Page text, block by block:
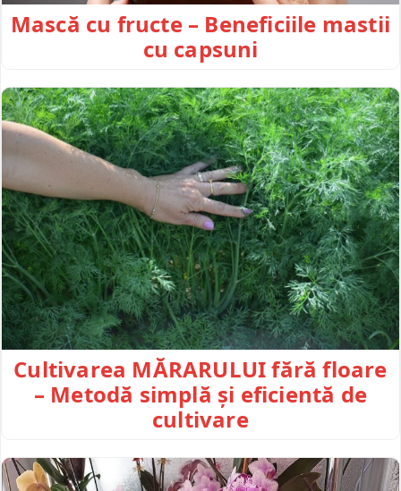
Mască cu fructe – Beneficiile mastii
cu capsuni
Cultivarea MĂRARULUI fără floare
– Metodă simplă și eficientă de
cultivare